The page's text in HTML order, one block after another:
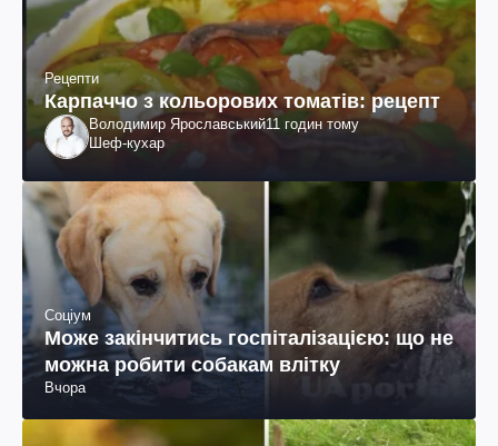
Рецепти
Карпаччо з кольорових томатів: рецепт
Володимир Ярославський11 годин тому
Шеф-кухар
Соціум
Може закінчитись госпіталізацією: що не
можна робити собакам влітку
Вчора